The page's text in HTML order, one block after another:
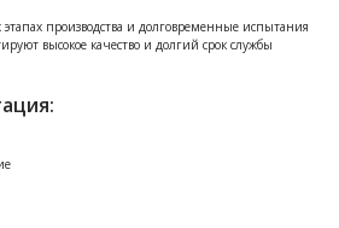
производства и долговременные испытания
высокое качество и долгий срок службы